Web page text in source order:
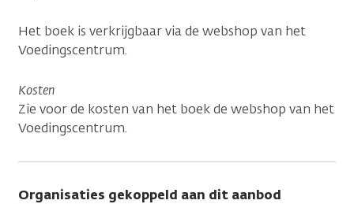
Het boek is verkrijgbaar via de webshop van het
Voedingscentrum.
Kosten
Zie voor de kosten van het boek de webshop van het
Voedingscentrum.
Organisaties gekoppeld aan dit aanbod